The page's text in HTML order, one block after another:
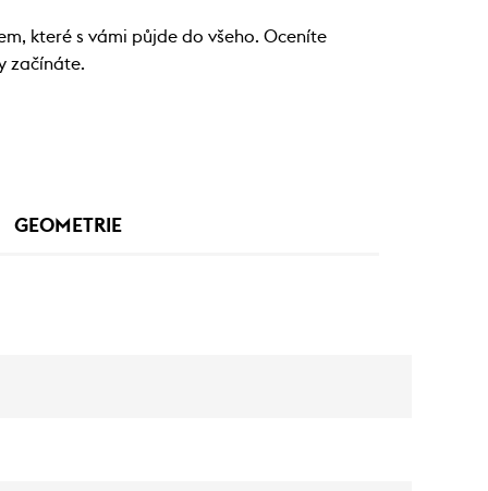
které s vámi půjde do všeho. Oceníte
začínáte.
GEOMETRIE